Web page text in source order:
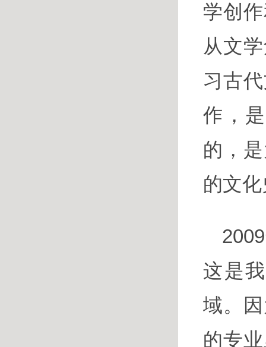
学创
从文
习古
作，
的，
的文
这是
域。
的专